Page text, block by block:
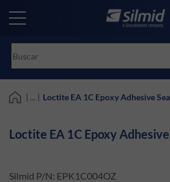
main
| ... | Loctite EA 1C Epoxy Adhesive
Loctite EA 1C Epoxy
Silmid P/N: EPK1C004OZ